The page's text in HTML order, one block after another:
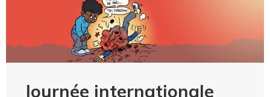
Journée internationale